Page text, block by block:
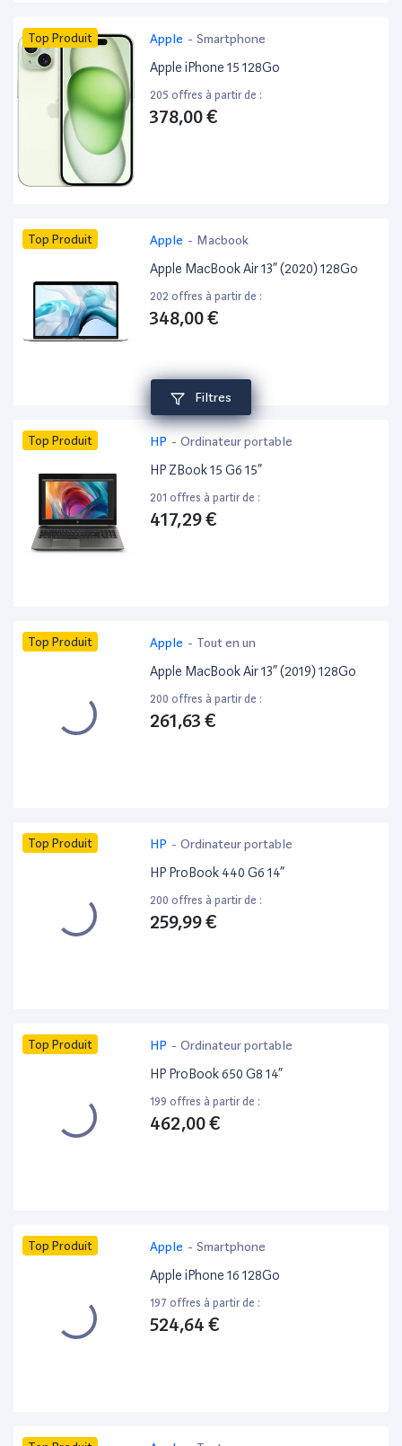
Filtres
Top Produit Apple - Smartphone
Apple iPhone 15 128Go
205 offres à partir de :
378,00 €
Top Produit Apple - Macbook
Apple MacBook Air 13” (2020) 128Go
202 offres à partir de :
348,00 €
Top Produit HP - Ordinateur portable
HP ZBook 15 G6 15”
201 offres à partir de :
417,29 €
Top Produit Apple - Tout en un
Apple MacBook Air 13” (2019) 128Go
200 offres à partir de :
261,63 €
Top Produit HP - Ordinateur portable
HP ProBook 440 G6 14”
200 offres à partir de :
259,99 €
Top Produit HP - Ordinateur portable
HP ProBook 650 G8 14”
199 offres à partir de :
462,00 €
Top Produit Apple - Smartphone
Apple iPhone 16 128Go
197 offres à partir de :
524,64 €